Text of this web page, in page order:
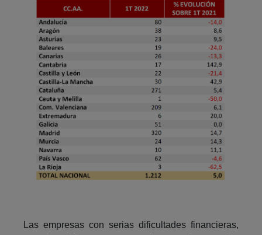
Las empresas con serias dificultades financieras,